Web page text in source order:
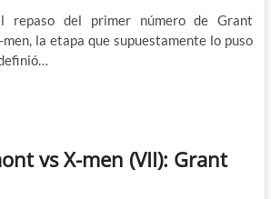
repaso del primer número de Grant
la etapa que supuestamente lo puso
vs X-men (VII): Grant